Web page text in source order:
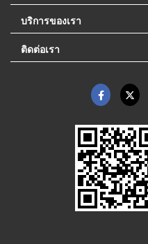
บริการของเรา
ติดต่อเรา